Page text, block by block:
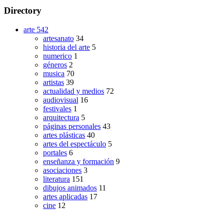
Directory
arte 542
artesanato 34
historia del arte 5
numerico 1
géneros 2
musica 70
artistas 39
actualidad y medios 72
audiovisual 16
festivales 1
arquitectura 5
páginas personales 43
artes plásticas 40
artes del espectáculo 5
portales 6
enseñanza y formación 9
asociaciones 3
literatura 151
dibujos animados 11
artes aplicadas 17
cine 12